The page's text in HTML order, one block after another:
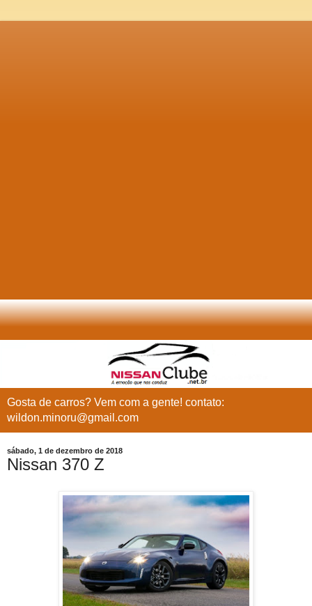
Gosta de carros? Vem com a gente! contato:
wildon.minoru@gmail.com
sábado, 1 de dezembro de 2018
Nissan 370 Z